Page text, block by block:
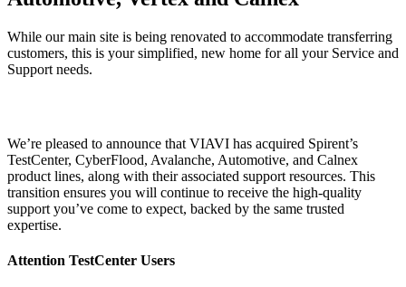
While our main site is being renovated to accommodate transferring
customers, this is your simplified, new home for all your Service and
Support needs.
We’re pleased to announce that VIAVI has acquired Spirent’s
TestCenter, CyberFlood, Avalanche, Automotive, and Calnex
product lines, along with their associated support resources. This
transition ensures you will continue to receive the high-quality
support you’ve come to expect, backed by the same trusted
expertise.
Attention TestCenter Users